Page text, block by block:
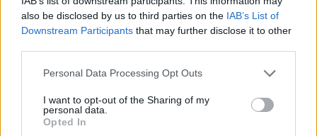
also be disclosed by us to third parties on the IAB’s List of
Downstream Participants that may further disclose it to other
Please note that this website/app uses one or more Google
not limited to your visit or usage behaviour. You may click to
grant or deny consent to Google and its third-party tags to
use your data for below specified purposes in below Google
Personal Data Processing Opt Outs
I want to opt-out of the Sharing of my
personal data.
Opted In
DÍSZKIVILÁGÍTÁS LEKAPCSOLÁSA
A város 77 helyszínén zajlik a munkavégzés, a Győr Projekt
kezelésében lévő épületek egy részét is érinti az intézkedés.
Szólj hozzá!